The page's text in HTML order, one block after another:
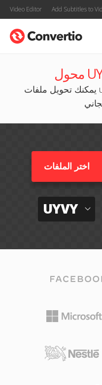
Video Editor Add Subtitles to
يمكنك تحويل ملفات uyvy إلى heif على الإنترنت
اختر الملفات
UYVY